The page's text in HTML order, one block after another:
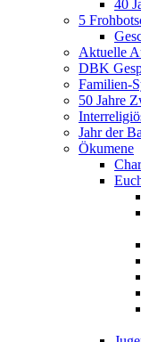
40
5
Aktuelle
DBK
Familien-
50 Jahre
Jahr der
Ökumene